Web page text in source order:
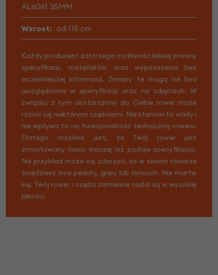
AL6061 35MM
Wzrost: od 115 cm
Każdy producent zastrzega możliwość lekkiej zmiany
specyfikacji, materiałów oraz wyposażenia bez
wcześniejszej informacji. Zmiany te mogą nie być
uwzględnione w specyfikacji oraz na zdjęciach. W
związku z tym dostarczony do Ciebie rower może
różnić się niektórymi częściami. Nie stanowi to wady i
nie wpływa to na funkcjonalność techniczną roweru.
Dlatego możliwe jest, że Twój rower jest
zmontowany nieco inaczej niż podaje specyfikacja.
Na przykład może się zdarzyć, że w swoim rowerze
znajdziesz inne pedały, gripy lub łańcuch. Nie martw
się, Twój rower i części zamienne nadal są w wysokiej
jakości.